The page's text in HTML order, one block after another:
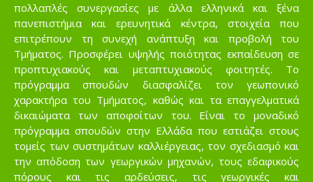
πολλαπλές συνεργασίες με άλλα ελληνικά και ξένα
πανεπιστήμια και ερευνητικά κέντρα, στοιχεία που
επιτρέπουν τη συνεχή ανάπτυξη και προβολή του
Τμήματος. Προσφέρει υψηλής ποιότητας εκπαίδευση σε
προπτυχιακούς και μεταπτυχιακούς φοιτητές. Το
πρόγραμμα σπουδών διασφαλίζει τον γεωπονικό
χαρακτήρα του Τμήματος, καθώς και τα επαγγελματικά
δικαιώματα των αποφοίτων του. Είναι το μοναδικό
πρόγραμμα σπουδών στην Ελλάδα που εστιάζει στους
τομείς των συστημάτων καλλιέργειας, τον σχεδιασμό και
την απόδοση των γεωργικών μηχανών, τους εδαφικούς
πόρους και τις αρδεύσεις, τις γεωργικές και